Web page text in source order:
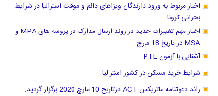
اخبار مربوط به ورود دارندگان ویزاهای دائم و موقت استرالیا در شرایط
بحرانی کرونا
اخبار مهم تغییرات جدید در روند ارسال مدارک در پروسه های MPA و
MSA در تاریخ 18 مارچ
آشنایی با آزمون PTE
شرایط خرید مسکن در کشور استرالیا
راند دعوتنامه ماتریکس ACT درتاریخ 10 مارچ 2020 برگزار گردید.